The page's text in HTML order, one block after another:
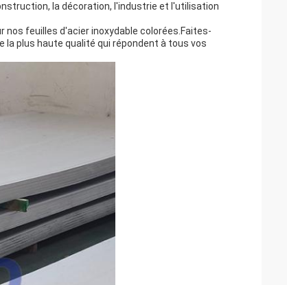
la décoration, l'industrie et l'utilisation
nos feuilles d'acier inoxydable colorées.Faites-
la plus haute qualité qui répondent à tous vos